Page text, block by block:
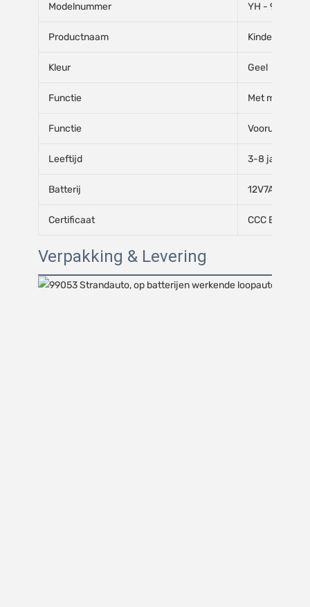
Modelnummer YH - 99052A
Productnaam
Kleur Geel
Functie Met muziek,
Functie Vooruit en
Leeftijd 3-8 jaar
Batterij 12V7AH*1
Certificaat CCC EN71
Verpakking & Levering